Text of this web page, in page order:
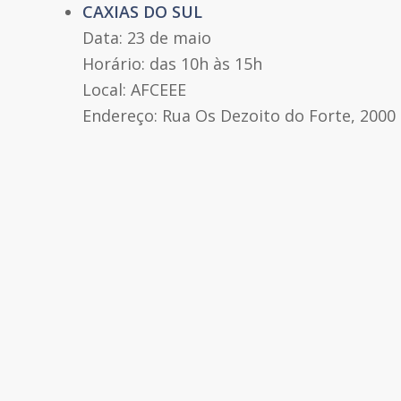
CAXIAS DO SUL
Data: 23 de maio
Horário: das 10h às 15h
Local: AFCEEE
Endereço: Rua Os Dezoito do Forte, 2000